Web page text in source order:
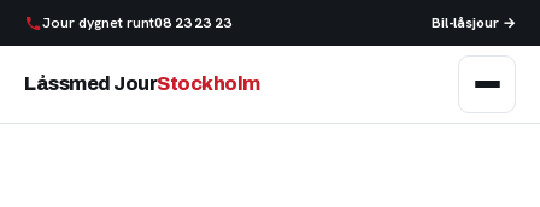
Jour dygnet runt08 23 23 23 Bil-låsjour →
Låssmed JourStockholm